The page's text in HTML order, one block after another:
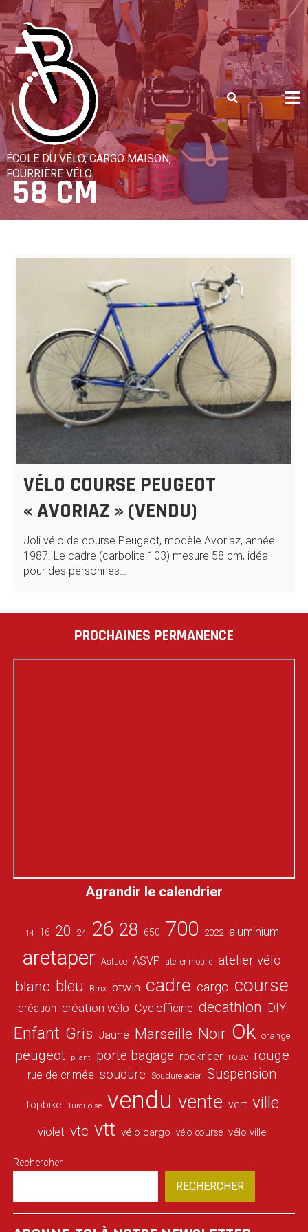
Skip
to
content
ÉCOLE DU VÉLO, CARGO MAISON,
FOURRIÈRE VÉLO
58 CM
VÉLO COURSE PEUGEOT
« AVORIAZ » (VENDU)
Joli vélo de course Peugeot, modèle Avoriaz, année
1987. Le cadre (carbolite 103) mesure 58 cm, idéal
pour des personnes…
PROCHAINES PERMANENCE
Agrandir le calendrier
14 16 20 24 26 28 650 700 2022 aluminium
aretaper Astuce ASVP atelier mobile atelier vélo
blanc bleu Bmx btwin cadre cargo course
création création vélo Cyclofficine decathlon DIY
Enfant Gris Jaune Marseille Noir Ok orange
peugeot pliant porte bagage rockrider rose rouge
rue de crimée soudure Soudure acier Suspension
Topbike Turquoise vendu vente vert ville
violet vtc vtt vélo cargo vélo course vélo ville
Rechercher
RECHERCHER